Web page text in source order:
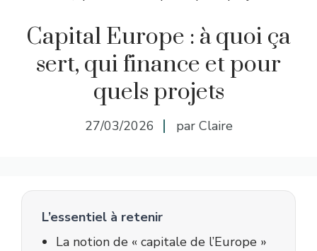
Capital Europe : à quoi ça
sert, qui finance et pour
quels projets
27/03/2026 par Claire
L’essentiel à retenir
La notion de « capitale de l’Europe »